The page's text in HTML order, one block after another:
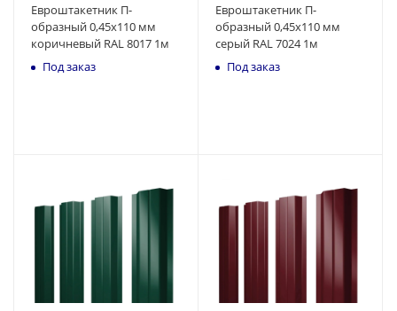
Евроштакетник П-
образный 0,45x110 мм
коричневый RAL 8017 1м
Под заказ
Евроштакетник П-
образный 0,45x110 мм
серый RAL 7024 1м
Под заказ